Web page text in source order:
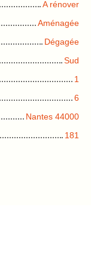
A rénover
Aménagée
Dégagée
Sud
1
6
Nantes 44000
181